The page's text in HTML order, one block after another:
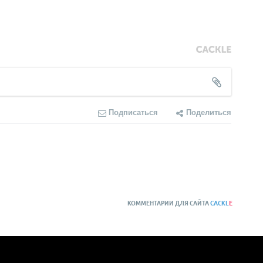
Подписаться Поделиться
КОММЕНТАРИИ ДЛЯ САЙТАCACKL E